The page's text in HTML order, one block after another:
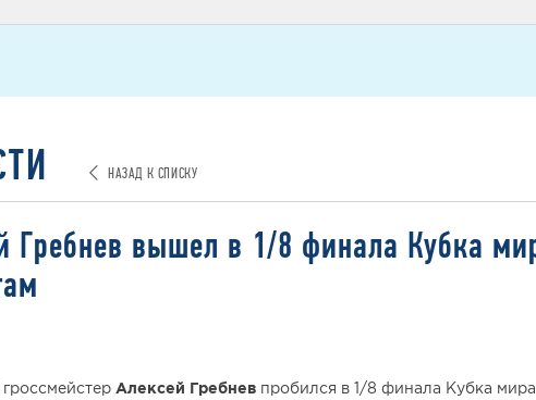
НАЗАД К СПИСКУ
Гребнев вышел в 1/8 финала Кубка
Алексей Гребнев пробился в 1/8 финала Кубка